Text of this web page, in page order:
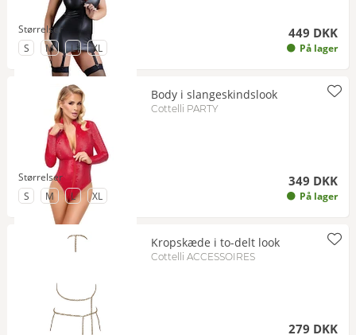
449 DKK
På lager
Størrelser
til Størrelse
S til Størrelse
M til Størrelse
L til Størrelse
XL
Body i slangeskindslook
Cottelli PARTY
349 DKK
På lager
Størrelser
til Størrelse
S til Størrelse
M til Størrelse
L til Størrelse
XL
Kropskæde i to-delt look
Cottelli ACCESSOIRES
279 DKK